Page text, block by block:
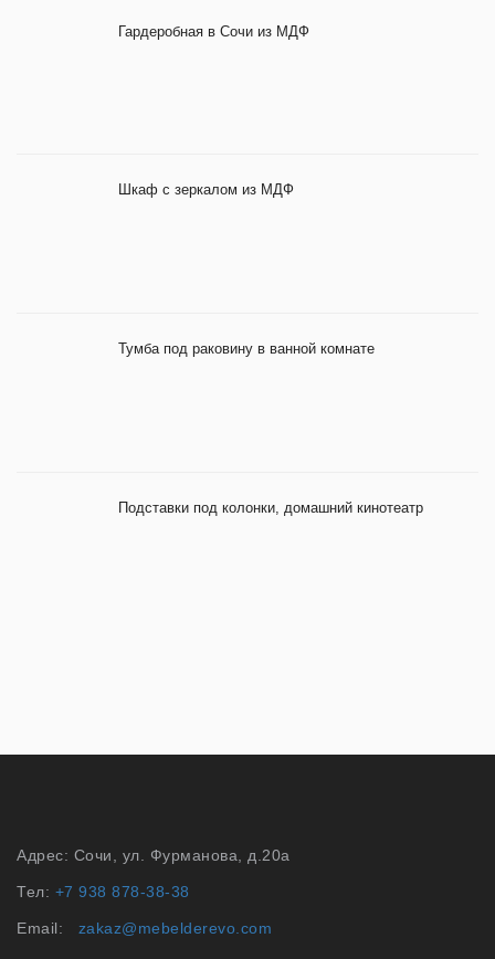
Гардеробная в Сочи из МДФ
Шкаф с зеркалом из МДФ
Тумба под раковину в ванной комнате
Подставки под колонки, домашний кинотеатр
Адрес: Сочи, ул. Фурманова, д.20а
Тел: +7 938 878-38-38
Email: zakaz@mebelderevo.com